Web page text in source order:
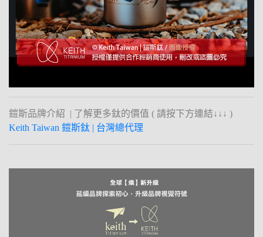
鎧斯品牌介紹 | 了解更多鈦的價值 ( 請按下方連結↓↓↓ )
Keith Taiwan 鎧斯鈦 | 台灣總代理